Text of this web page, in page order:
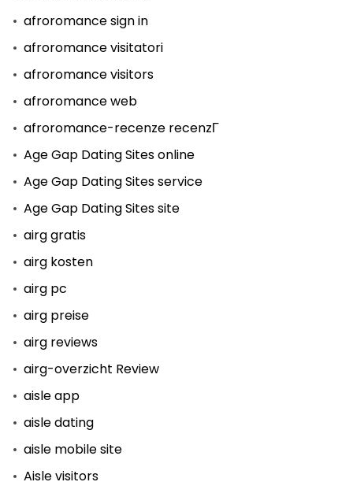
afroromance sign in
afroromance visitatori
afroromance visitors
afroromance web
afroromance-recenze recenzГ­
Age Gap Dating Sites online
Age Gap Dating Sites service
Age Gap Dating Sites site
airg gratis
airg kosten
airg pc
airg preise
airg reviews
airg-overzicht Review
aisle app
aisle dating
aisle mobile site
Aisle visitors